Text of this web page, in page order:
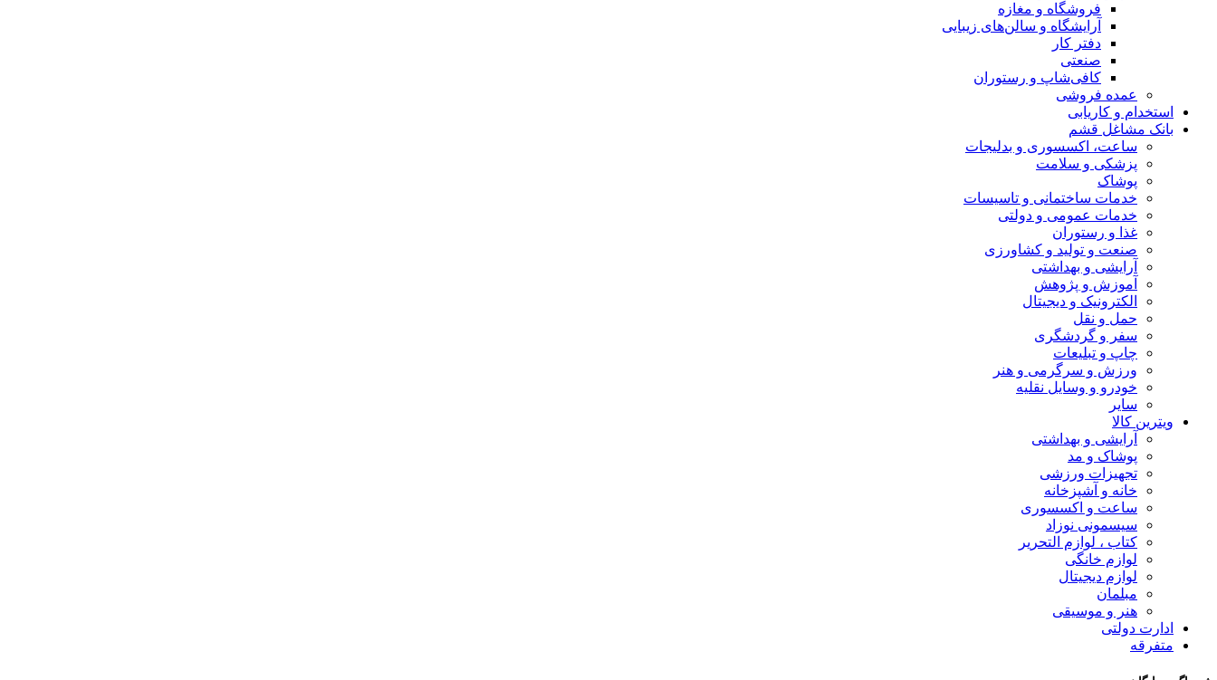
فروشگاه و مغازه
آرایشگاه و سالن‌های زیبایی
دفتر کار
صنعتی
کافی‌شاپ و رستوران
عمده فروشی
استخدام و کاریابی
بانک مشاغل قشم
ساعت، اکسسوری و بدلیجات
پزشکی و سلامت
پوشاک
خدمات ساختمانی و تاسیسات
خدمات عمومی و دولتی
غذا و رستوران
صنعت و تولید و کشاورزی
آرایشی و بهداشتی
آموزش و پژوهش
الکترونیک و دیجیتال
حمل و نقل
سفر و گردشگری
چاپ و تبلیعات
ورزش و سرگرمی و هنر
خودرو و وسایل نقلیه
سایر
ویترین کالا
آرایشی و بهداشتی
پوشاک و مد
تجهیزات ورزشی
خانه و آشپزخانه
ساعت و اکسسوری
سیسمونی نوزاد
کتاب ، لوازم التحریر
لوازم خانگی
لوازم دیجیتال
مبلمان
هنر و موسیقی
ادارت دولتی
متفرقه